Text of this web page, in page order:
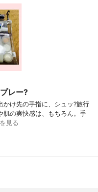
レー?
かけ先の手指に、シュッ?旅行
肌の爽快感は、もちろん。手
見る